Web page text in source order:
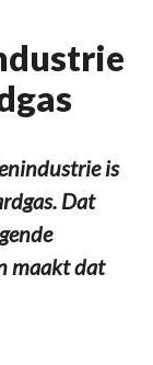
is
Dat
maakt dat